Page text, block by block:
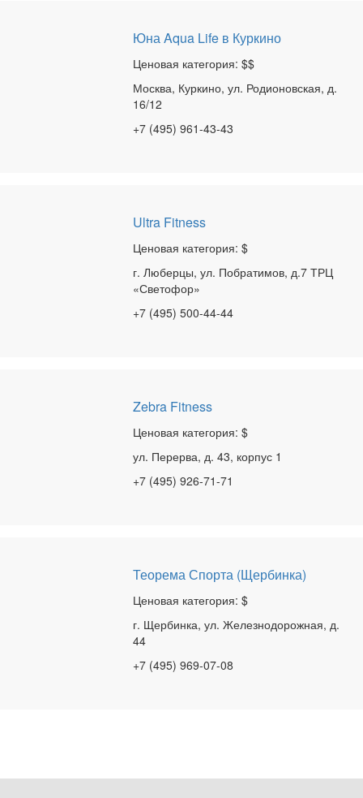
Юна Aqua Life в Куркино
Ценовая категория: $$
Москва, Куркино, ул. Родионовская, д.
16/12
+7 (495) 961-43-43
Ultra Fitness
Ценовая категория: $
г. Люберцы, ул. Побратимов, д.7 ТРЦ
«Светофор»
+7 (495) 500-44-44
Zebra Fitness
Ценовая категория: $
ул. Перерва, д. 43, корпус 1
+7 (495) 926-71-71
Теорема Спорта (Щербинка)
Ценовая категория: $
г. Щербинка, ул. Железнодорожная, д.
44
+7 (495) 969-07-08